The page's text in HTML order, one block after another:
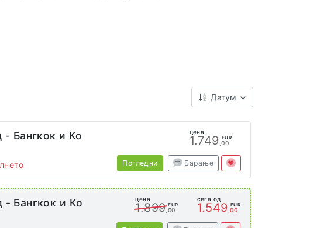
Датум
- Бангкок и Ко
цена
1.749 EUR
,00
Погледни Барање
- Бангкок и Ко
цена
1.899 EUR
,00
сега од
1.549 EUR
,00